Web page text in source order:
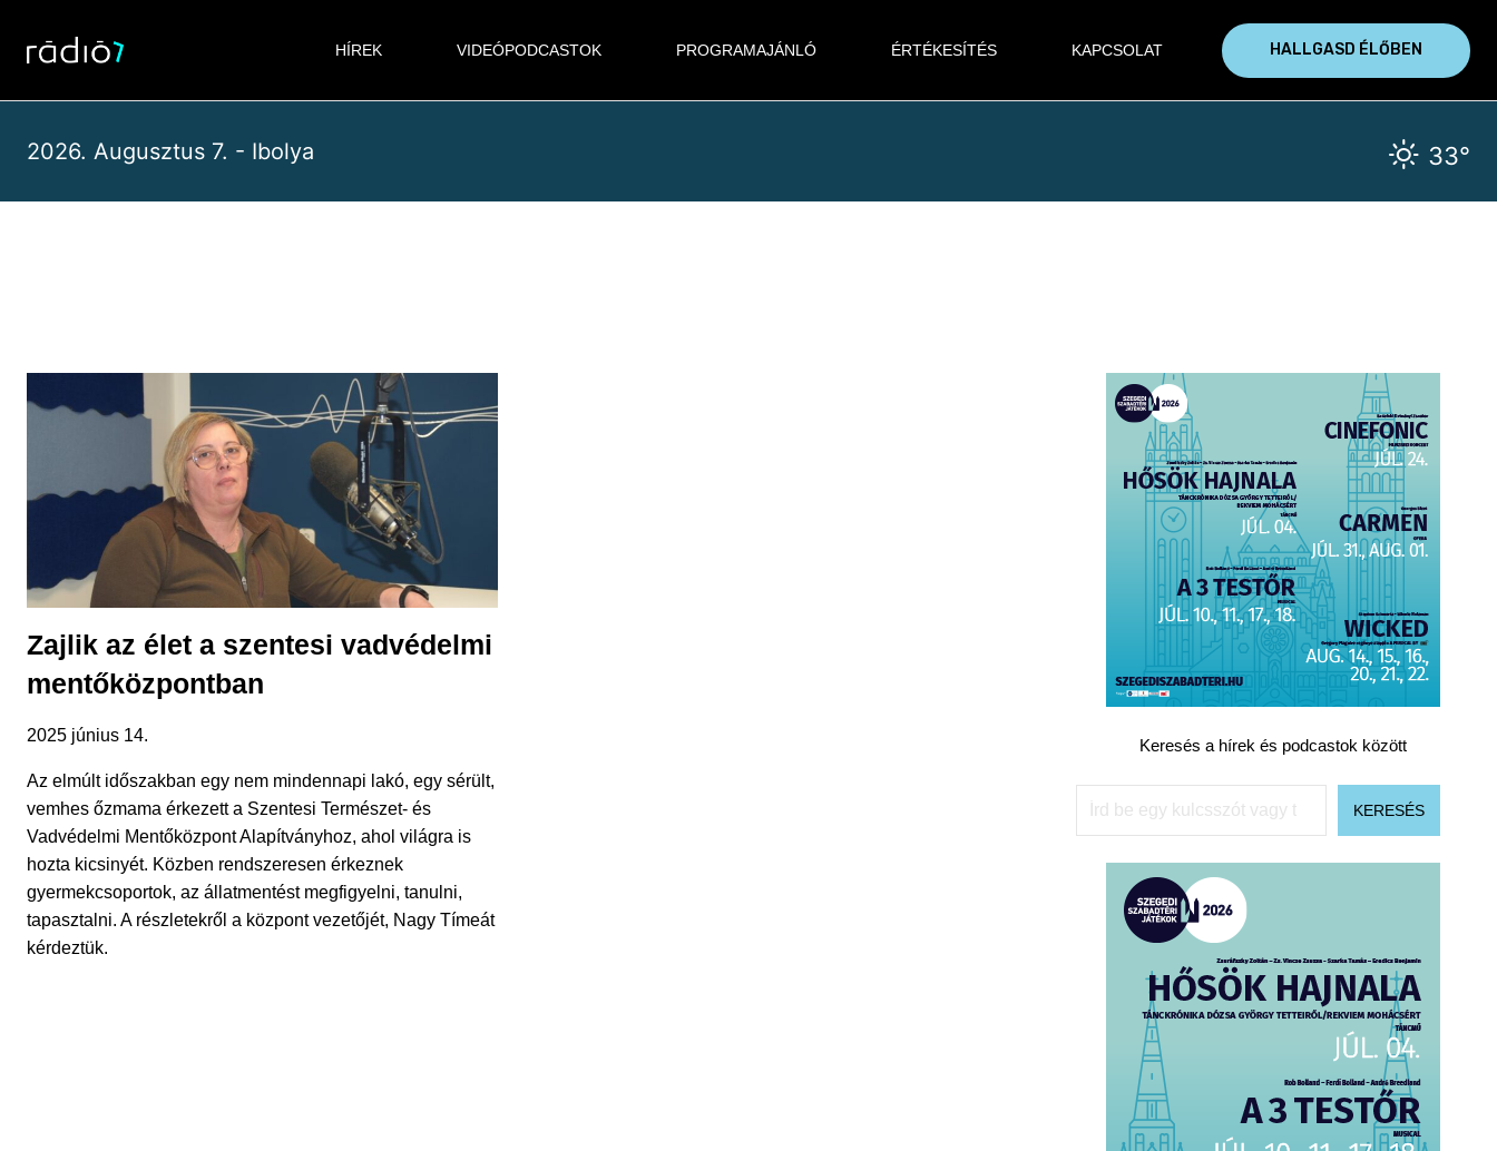
content
HÍREK VIDEÓPODCASTOK PROGRAMAJÁNLÓ ÉRTÉKESÍTÉS KAPCSOLAT HALLGASD ÉLŐBEN
2026. Augusztus 7. - Ibolya 33°
Zajlik az élet a szentesi vadvédelmi
mentőközpontban
2025 június 14.
Az elmúlt időszakban egy nem mindennapi lakó, egy sérült,
vemhes őzmama érkezett a Szentesi Természet- és
Vadvédelmi Mentőközpont Alapítványhoz, ahol világra is
hozta kicsinyét. Közben rendszeresen érkeznek
gyermekcsoportok, az állatmentést megfigyelni, tanulni,
tapasztalni. A részletekről a központ vezetőjét, Nagy Tímeát
kérdeztük.
Keresés a hírek és podcastok között
Keresés
KERESÉS